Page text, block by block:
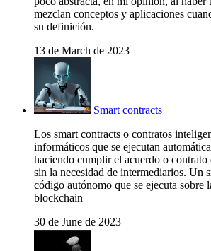
mezclan conceptos y aplicaciones
su definición.
13 de March de 2023
Smart contracts
Los smart contracts o contratos
informáticos que se ejecutan
haciendo cumplir el acuerdo o contrato
sin la necesidad de intermediarios. Un
código autónomo que se ejecuta sobre
blockchain
30 de June de 2023